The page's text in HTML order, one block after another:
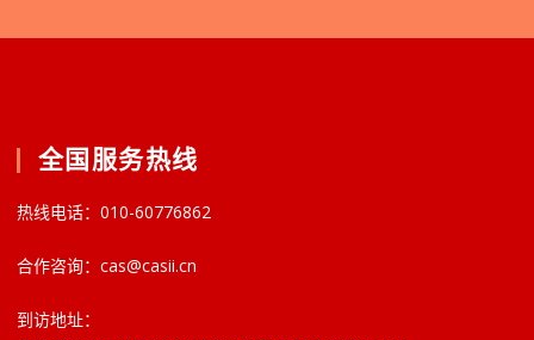
全国服务热线
热线电话：010-60776862
合作咨询：cas@casii.cn
到访地址：